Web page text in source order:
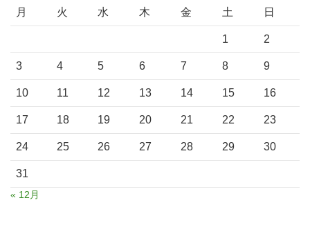
月 火 水 木 金 土 日
1 2
3 4 5 6 7 8 9
10 11 12 13 14 15 16
17 18 19 20 21 22 23
24 25 26 27 28 29 30
31
« 12月